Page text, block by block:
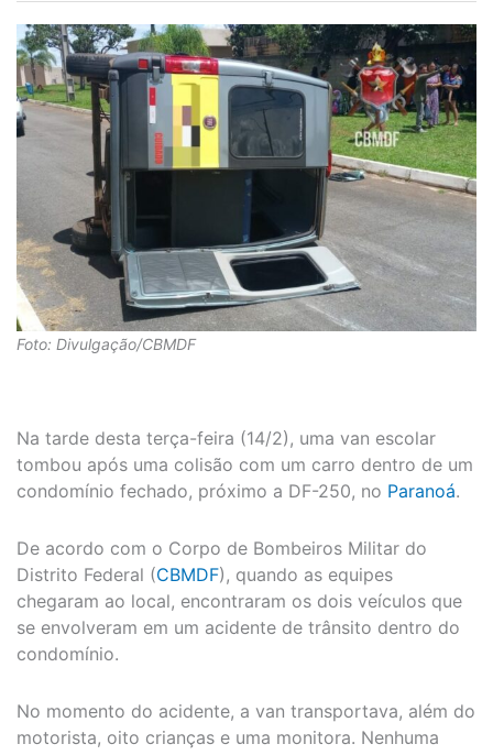
Foto: Divulgação/CBMDF
Na tarde desta terça-feira (14/2), uma van escolar
tombou após uma colisão com um carro dentro de um
condomínio fechado, próximo a DF-250, no Paranoá.
De acordo com o Corpo de Bombeiros Militar do
Distrito Federal (CBMDF), quando as equipes
chegaram ao local, encontraram os dois veículos que
se envolveram em um acidente de trânsito dentro do
condomínio.
No momento do acidente, a van transportava, além do
motorista, oito crianças e uma monitora. Nenhuma